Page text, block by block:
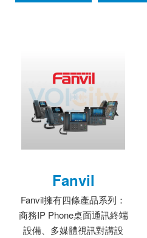
Fanvil
Fanvil擁有四條產品系列：
商務IP Phone桌面通訊終端
設備、多媒體視訊對講設